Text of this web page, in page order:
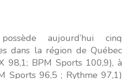
possède aujourd’hui cinq
dans la région de Québec
98,1; BPM Sports 100,9), à
Sports 96,5 ; Rythme 97,1)